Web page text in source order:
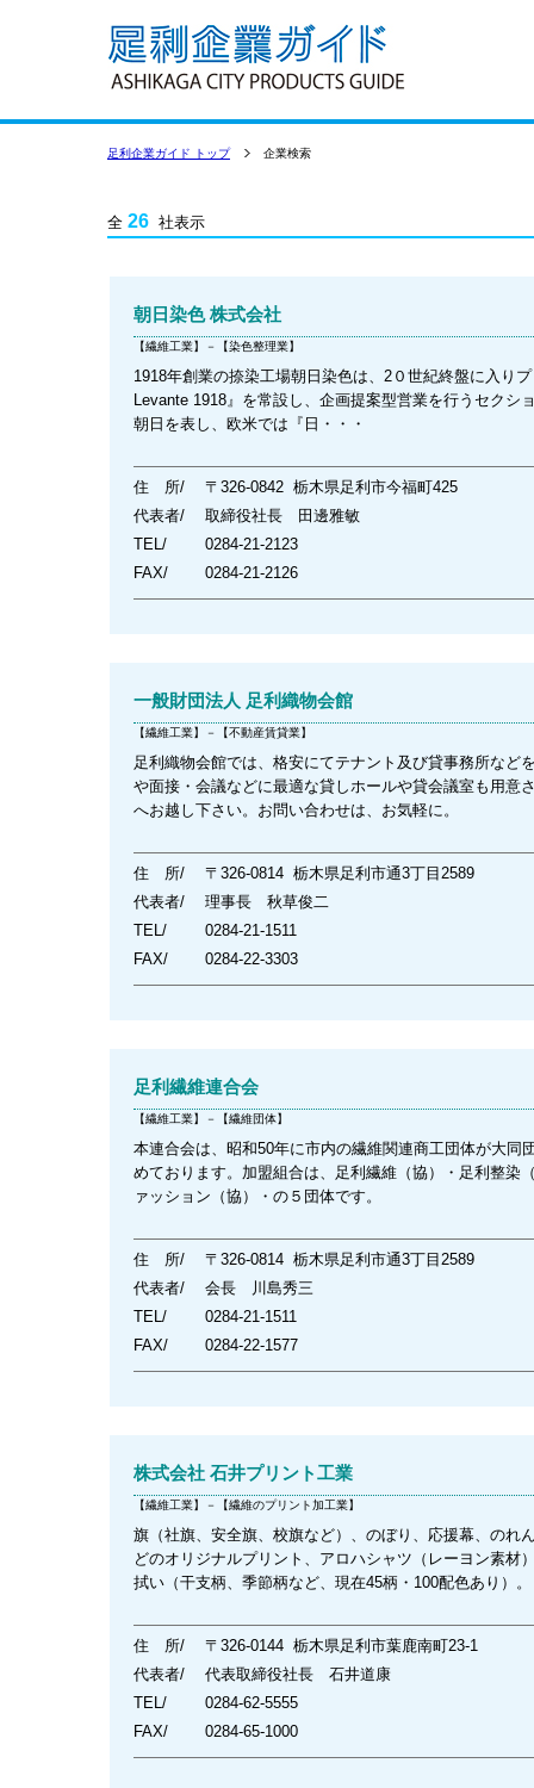
足利企業ガイド トップ 企業検索
全 26 社表示
朝日染色 株式会社
【繊維工業】－【染色整理業】
1918年創業の捺染工場朝日染色は、2０世紀終盤に入り
Levante 1918』を常設し、企画提案型営業を行うセクシ
朝日を表し、欧米では『日・・・
住 所/
〒326-0842 栃木県足利市今福町425
代表者/
取締役社長 田邊雅敏
TEL/
0284-21-2123
FAX/
0284-21-2126
一般財団法人 足利織物会館
【繊維工業】－【不動産賃貸業】
足利織物会館では、格安にてテナント及び貸事務所など
や面接・会議などに最適な貸しホールや貸会議室も用意
へお越し下さい。お問い合わせは、お気軽に。
住 所/
〒326-0814 栃木県足利市通3丁目2589
代表者/
理事長 秋草俊二
TEL/
0284-21-1511
FAX/
0284-22-3303
足利繊維連合会
【繊維工業】－【繊維団体】
本連合会は、昭和50年に市内の繊維関連商工団体が大
めております。加盟組合は、足利繊維（協）・足利整染
ァッション（協）・の５団体です。
住 所/
〒326-0814 栃木県足利市通3丁目2589
代表者/
会長 川島秀三
TEL/
0284-21-1511
FAX/
0284-22-1577
株式会社 石井プリント工業
【繊維工業】－【繊維のプリント加工業】
旗（社旗、安全旗、校旗など）、のぼり、応援幕、のれ
どのオリジナルプリント、アロハシャツ（レーヨン素
拭い（干支柄、季節柄など、現在45柄・100配色あり）
住 所/
〒326-0144 栃木県足利市葉鹿南町23-1
代表者/
代表取締役社長 石井道康
TEL/
0284-62-5555
FAX/
0284-65-1000